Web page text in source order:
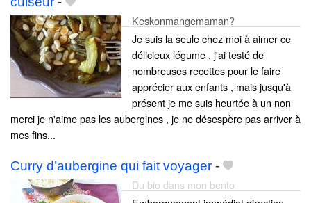
Keskonmangemaman?
Je suis la seule chez moi à aimer ce
délicieux légume , j'ai testé de
nombreuses recettes pour le faire
apprécier aux enfants , mais jusqu'à
présent je me suis heurtée à un non
merci je n'aime pas les aubergines , je ne désespère pas arriver à
mes fins...
Curry d’aubergine qui fait voyager -
Du bio dans mon bento